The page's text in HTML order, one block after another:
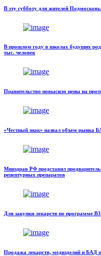
В эту субботу для жителей
В прошлом году в школах будущих
тыс. человек
Правительство повысило цены на
«Честный знак» назвал объем рынка
Минздрав РФ представил
рецептурных препаратов
Для закупки лекарств по программе
Продажа лекарств, медизделий и БАД